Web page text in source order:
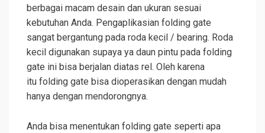
berbagai macam desain dan ukuran sesuai
kebutuhan Anda. Pengaplikasian folding gate
sangat bergantung pada roda kecil / bearing. Roda
kecil digunakan supaya ya daun pintu pada folding
gate ini bisa berjalan diatas rel. Oleh karena
itu folding gate bisa dioperasikan dengan mudah
hanya dengan mendorongnya.
Anda bisa menentukan folding gate seperti apa